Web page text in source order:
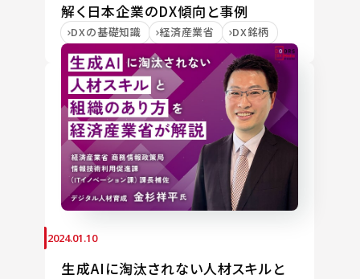
解く日本企業のDX傾向と事例
DXの基礎知識 経済産業省 DX銘柄
2024.01.10
生成AIに淘汰されない人材スキルと